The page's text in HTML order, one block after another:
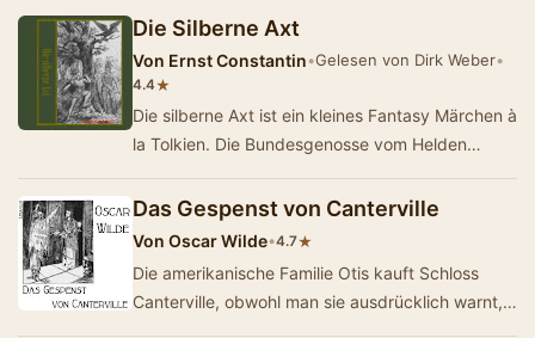
Die Silberne Axt
Von Ernst Constantin•Gelesen von Dirk Weber•
4.4★
Die silberne Axt ist ein kleines Fantasy Märchen à
la Tolkien. Die Bundesgenosse vom Helden
Das Gespenst von Canterville
Von Oscar Wilde•4.7★
Die amerikanische Familie Otis kauft Schloss
Canterville, obwohl man sie ausdrücklich warnt,